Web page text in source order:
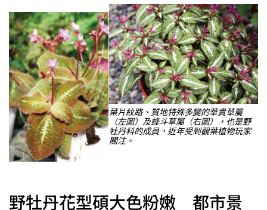
葉片紋路、質地特殊多變的華貴草屬
（左圖）及蜂斗草屬（右圖），也是野
牡丹科的成員，近年受到觀葉植物玩家
關注。